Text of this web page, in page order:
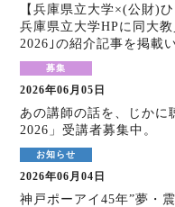
【兵庫県立大学×(公財)
兵庫県立大学HPに同大
2026｣の紹介記事を掲載
2026年06月05日
あの講師の話を、じかに
2026」受講者募集中。
2026年06月04日
神戸ポーアイ45年”夢・